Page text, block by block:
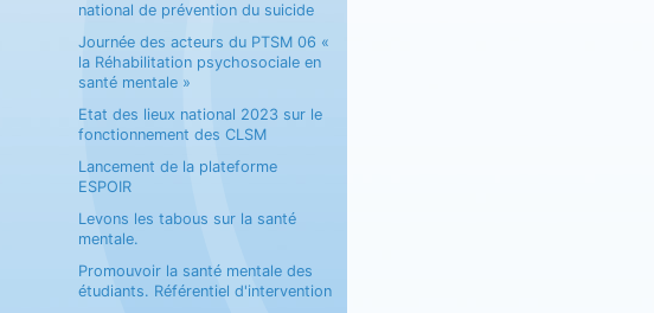
national de prévention du suicide
Journée des acteurs du PTSM 06 «
la Réhabilitation psychosociale en
santé mentale »
Etat des lieux national 2023 sur le
fonctionnement des CLSM
Lancement de la plateforme
ESPOIR
Levons les tabous sur la santé
mentale.
Promouvoir la santé mentale des
étudiants. Référentiel d'intervention